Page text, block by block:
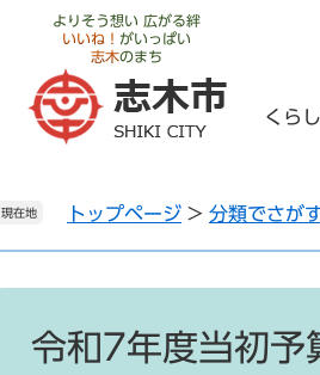
よりそう想い 広がる絆
いいね！ がいっぱい
志木のまち
くら
現在地 トップページ > 分類でさが
令和7年度当初予